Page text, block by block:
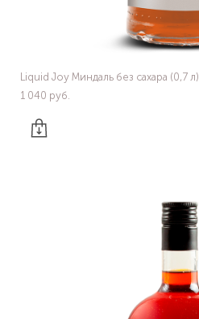
Liquid Joy Миндаль без сахара (0,7 л)
1 040 pуб.